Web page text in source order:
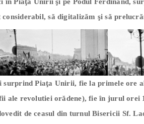
să digitalizăm şi să
Piaţa Unirii, fie la primele ore
ale revolutiei orădene), fie în jurul orei
de ceasul din turnul Bisericii Sf.